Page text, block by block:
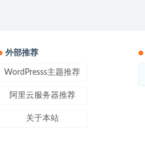
外部推荐
WordPresss主题推荐
阿里云服务器推荐
关于本站